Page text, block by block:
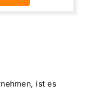
ist es